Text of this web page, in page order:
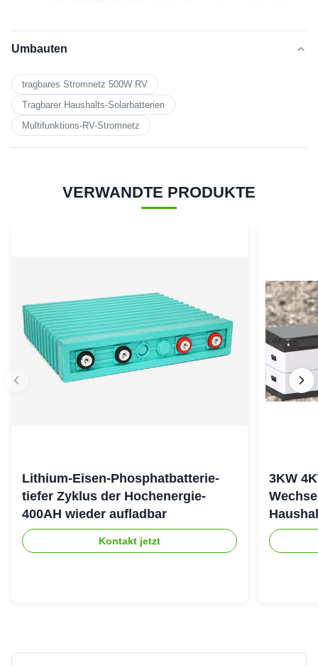
Umbauten
tragbares Stromnetz 500W RV
Tragbarer Haushalts-Solarbatterien
Multifunktions-RV-Stromnetz
VERWANDTE PRODUKTE
Lithium-Eisen-Phosphatbatterie-
tiefer Zyklus der Hochenergie-
400AH wieder aufladbar
Kontakt jetzt
3KW